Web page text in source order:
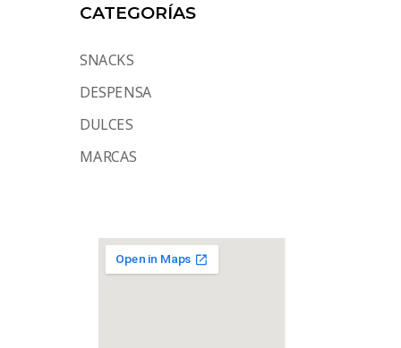
CATEGORÍAS
SNACKS
DESPENSA
DULCES
MARCAS